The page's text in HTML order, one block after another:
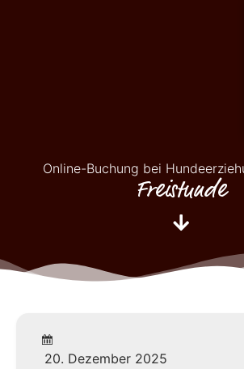
Online-Buchung bei
Freistunde
20. Dezember 2025